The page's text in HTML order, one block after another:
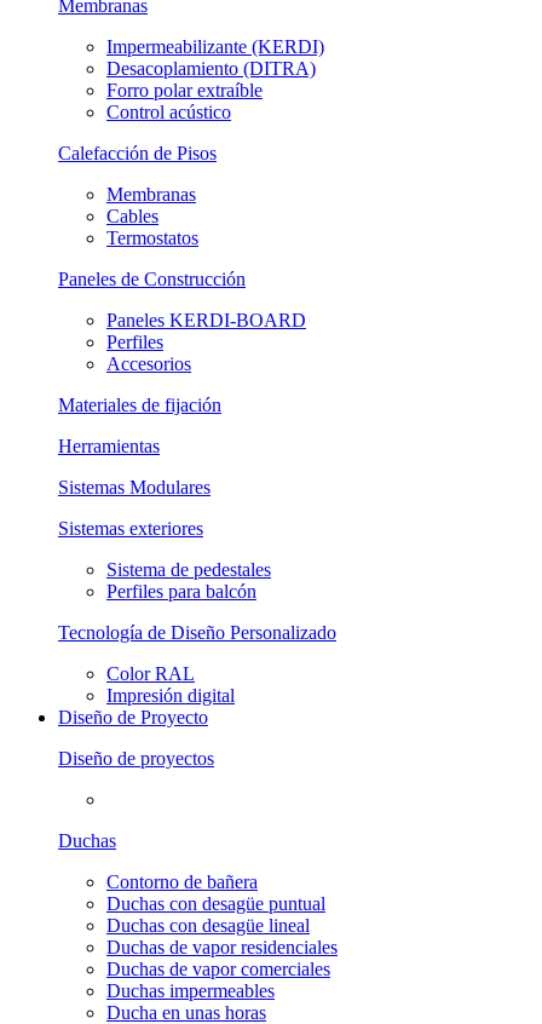
Membranas
Impermeabilizante (KERDI)
Desacoplamiento (DITRA)
Forro polar extraíble
Control acústico
Calefacción de Pisos
Membranas
Cables
Termostatos
Paneles de Construcción
Paneles KERDI-BOARD
Perfiles
Accesorios
Materiales de fijación
Herramientas
Sistemas Modulares
Sistemas exteriores
Sistema de pedestales
Perfiles para balcón
Tecnología de Diseño Personalizado
Color RAL
Impresión digital
Diseño de Proyecto
Diseño de proyectos
Duchas
Contorno de bañera
Duchas con desagüe puntual
Duchas con desagüe lineal
Duchas de vapor residenciales
Duchas de vapor comerciales
Duchas impermeables
Ducha en unas horas